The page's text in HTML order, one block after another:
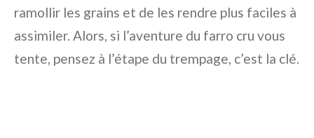
ramollir les grains et de les rendre plus faciles à
assimiler. Alors, si l’aventure du farro cru vous
tente, pensez à l’étape du trempage, c’est la clé.